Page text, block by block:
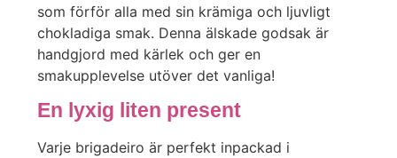
som förför alla med sin krämiga och ljuvligt
chokladiga smak. Denna älskade godsak är
handgjord med kärlek och ger en
smakupplevelse utöver det vanliga!
En lyxig liten present
Varje brigadeiro är perfekt inpackad i